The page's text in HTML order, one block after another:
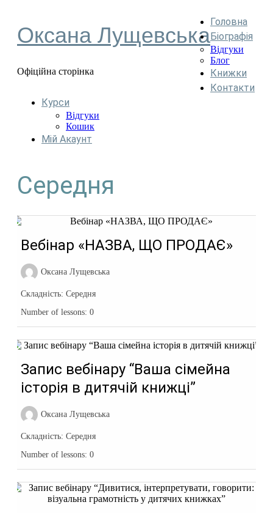
Оксана Лущевська
Офіційна сторінка
Головна
Біографія
Відгуки
Блог
Книжки
Контакти
Курси
Відгуки
Кошик
Мій Акаунт
Середня
Вебінар «НАЗВА, ЩО ПРОДАЄ»
Оксана Лущевська
Складність: Середня
Number of lessons: 0
Запис вебінару “Ваша сімейна
історія в дитячій книжці”
Оксана Лущевська
Складність: Середня
Number of lessons: 0